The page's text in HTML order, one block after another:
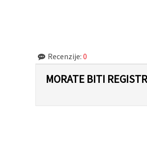
Recenzije: 0
MORATE BITI